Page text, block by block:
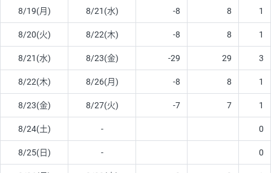
8/19(月) 8/21(水) -8 8 1
8/20(火) 8/22(木) -8 8 1
8/21(水) 8/23(金) -29 29 3
8/22(木) 8/26(月) -8 8 1
8/23(金) 8/27(火) -7 7 1
8/24(土) - 0
8/25(日) - 0